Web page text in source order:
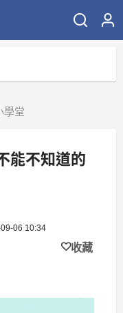
學堂
能不知道的
06 10:34
收藏